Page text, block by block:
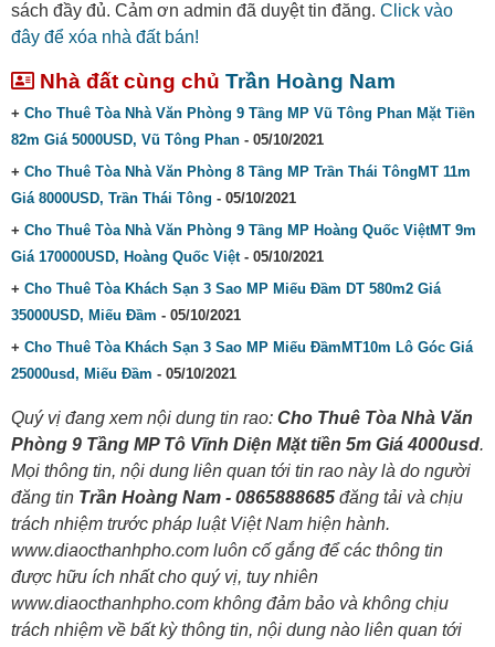
sách đầy đủ. Cảm ơn admin đã duyệt tin đăng. Click vào
đây để xóa nhà đất bán!
Nhà đất cùng chủ Trần Hoàng Nam
+ Cho Thuê Tòa Nhà Văn Phòng 9 Tầng MP Vũ Tông Phan Mặt Tiền
82m Giá 5000USD, Vũ Tông Phan - 05/10/2021
+ Cho Thuê Tòa Nhà Văn Phòng 8 Tầng MP Trần Thái TôngMT 11m
Giá 8000USD, Trần Thái Tông - 05/10/2021
+ Cho Thuê Tòa Nhà Văn Phòng 9 Tầng MP Hoàng Quốc ViệtMT 9m
Giá 170000USD, Hoàng Quốc Việt- 05/10/2021
+ Cho Thuê Tòa Khách Sạn 3 Sao MP Miếu Đầm DT 580m2 Giá
35000USD, Miếu Đầm - 05/10/2021
+ Cho Thuê Tòa Khách Sạn 3 Sao MP Miếu ĐầmMT10m Lô Góc Giá
25000usd, Miếu Đầm - 05/10/2021
Quý vị đang xem nội dung tin rao: Cho Thuê Tòa Nhà Văn
Phòng 9 Tầng MP Tô Vĩnh Diện Mặt tiền 5m Giá 4000usd.
Mọi thông tin, nội dung liên quan tới tin rao này là do người
đăng tin Trần Hoàng Nam - 0865888685 đăng tải và chịu
trách nhiệm trước pháp luật Việt Nam hiện hành.
www.diaocthanhpho.com luôn cố gắng để các thông tin
được hữu ích nhất cho quý vị, tuy nhiên
www.diaocthanhpho.com không đảm bảo và không chịu
trách nhiệm về bất kỳ thông tin, nội dung nào liên quan tới